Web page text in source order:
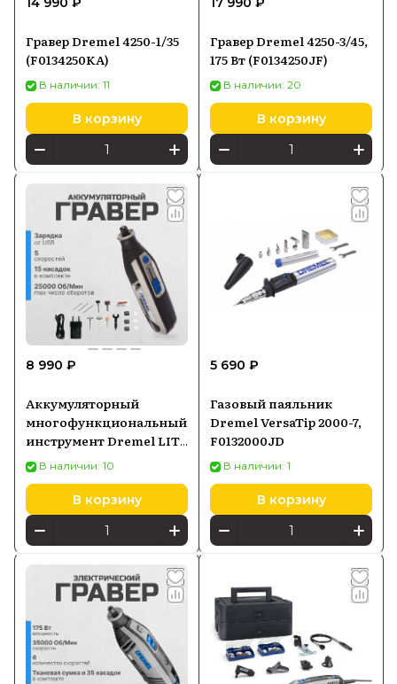
выполнения задач.
Dremel предлагает инновационные и
надежные инструменты, которые
вдохновляют на создание и творчество.
Гравер Dremel 4250-1/35
(F0134250KA)
В наличии: 11
В корзину
Гравер Dremel 4250-3/45,
175 Вт (F0134250JF)
В наличии: 20
В корзину
8 990 ₽
Аккумуляторный
многофункциональный
инструмент Dremel LITE
7760-15
В наличии: 10
В корзину
5 690 ₽
Газовый паяльник
Dremel VersaTip 2000-7,
F0132000JD
В наличии: 1
В корзину